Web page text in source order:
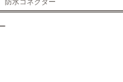
水コネクター